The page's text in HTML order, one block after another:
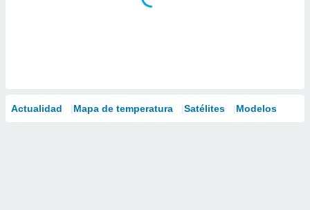
Actualidad Mapa de temperatura Satélites Modelos